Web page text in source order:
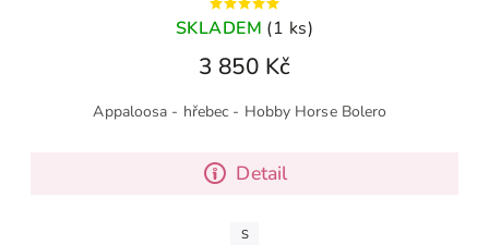
SKLADEM (1 ks)
3 850 Kč
Detail
Appaloosa - hřebec - Hobby Horse Bolero
S